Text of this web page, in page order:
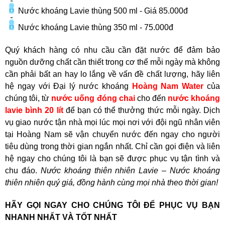
Nước khoáng Lavie thùng 500 ml - Giá 85.000đ
Nước khoáng Lavie thùng 350 ml - 75.000đ
Quý khách hàng có nhu cầu cần đặt nước để đảm bảo
nguồn dưỡng chất cần thiết trong cơ thể mỗi ngày mà không
cần phải bất an hay lo lắng về vấn đề chất lượng, hãy liên
hệ ngay với Đại lý nước khoáng
Hoàng Nam Watercủa
chúng tôi, từ nước uống đóng chai cho đến nước khoáng
lavie bình 20 lít để bạn có thể thưởng thức mỗi ngày. Dịch
vụ giao nước tận nhà mọi lúc mọi nơi với đội ngũ nhân viên
tại Hoàng Nam sẽ vận chuyển nước đến ngay cho người
tiêu dùng trong thời gian ngắn nhất. Chỉ cần gọi điện và liên
hệ ngay cho chúng tôi là bạn sẽ được phục vụ tận tình và
chu đáo. Nước khoáng thiên nhiên Lavie – Nước khoáng
thiên nhiên quý giá, đồng hành cùng mọi nhà theo thời gian!
HÃY GỌI NGAY CHO CHÚNG TÔI ĐỂ PHỤC VỤ BẠN
NHANH NHẤT VÀ TỐT NHẤT